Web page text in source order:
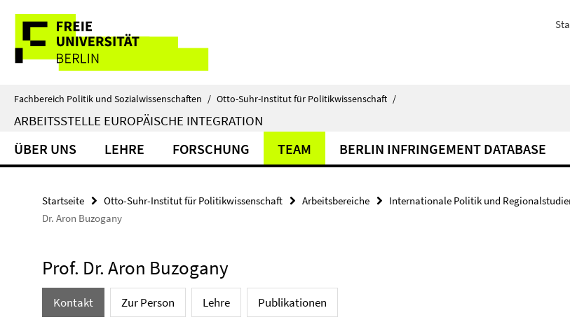
direkt
Inhalt
Service-
Navigation
Fachbereich Politik und Sozialwissenschaften / Otto-Suhr-Institut für Politikwissenschaft /
ARBEITSSTELLE EUROPÄISCHE INTEGRATION
ÜBER UNS LEHRE FORSCHUNG TEAM BERLIN INFRINGEMENT DATABASE
Startseite Otto-Suhr-Institut für Politikwissenschaft Arbeitsbereiche Internationale Politik und
Dr. Aron Buzogany
Prof. Dr. Aron Buzogany
Kontakt Zur Person Lehre Publikationen